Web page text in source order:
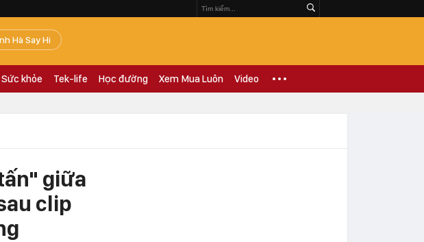
Hà Say Hi
Sức khỏe Tek-life Học đường Xem Mua Luôn Video
giữa
clip